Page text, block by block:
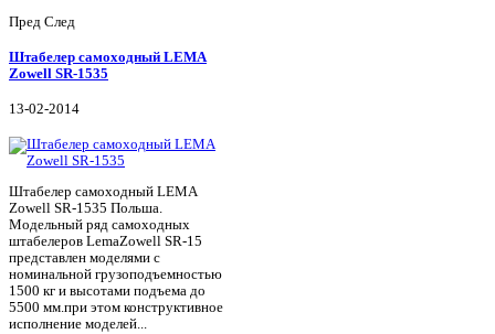
Пред След
Штабелер самоходный LEMA
Zowell SR-1535
13-02-2014
Штабелер самоходный LEMA
Zowell SR-1535 Польша.
Модельный ряд самоходных
штабелеров LemaZowell SR-15
представлен моделями с
номинальной грузоподъемностью
1500 кг и высотами подъема до
5500 мм.при этом конструктивное
исполнение моделей...